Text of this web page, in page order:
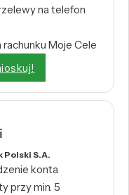
na telefon
Moje Cele
Polski S.A.
konta
przy min. 5